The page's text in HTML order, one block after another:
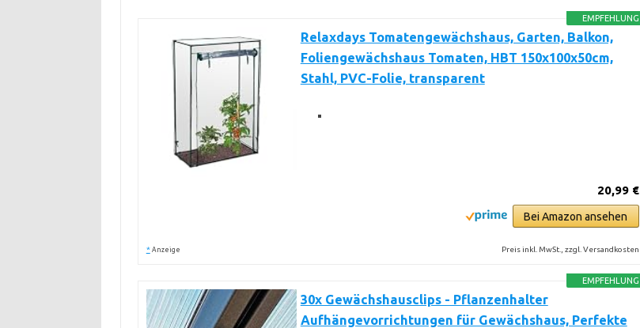
EMPFEHLUNG
Relaxdays Tomatengewächshaus, Garten, Balkon,
Foliengewächshaus Tomaten, HBT 150x100x50cm,
Stahl, PVC-Folie, transparent
20,99 €
Bei Amazon ansehen
* Anzeige Preis inkl. MwSt., zzgl. Versandkosten
EMPFEHLUNG
30x Gewächshausclips - Pflanzenhalter
Aufhängevorrichtungen für Gewächshaus, Perfekte